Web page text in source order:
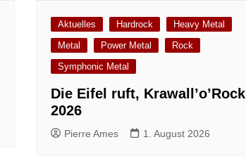
Aktuelles Hardrock
Heavy Metal
Metal
Power Metal
Rock
Symphonic Metal
Die Eifel ruft, Krawall’o’Rock
2026
Pierre Ames 1. August 2026